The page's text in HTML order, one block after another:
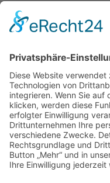
Kleider
Jacken
Curvy
Herren
Kids
Burda
NEU im Shop
SALE